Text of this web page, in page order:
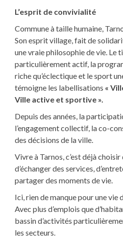
L’esprit de convivialité
Commune à taille humaine,
Son esprit village, fait de
une vraie philosophie de vie. Le
particulièrement actif, la
riche qu’éclectique et le sport
témoigne les labellisations «
Ville active et sportive ».
Depuis des années, la
l’engagement collectif, la co-
des décisions de la ville.
Vivre à Tarnos, c’est déjà
d’échanger des services,
partager des moments de vie.
Ici, rien de manque pour une vie
Avec plus d’emplois que
bassin d’activités
les secteurs.